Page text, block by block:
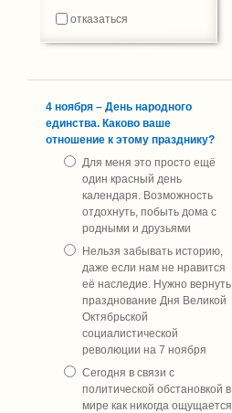
отказаться
4 ноября – День народного
единства. Каково ваше
отношение к этому празднику?
Для меня это просто ещё
один красный день
календаря. Возможность
отдохнуть, побыть дома с
родными и друзьями
Нельзя забывать историю,
даже если нам не нравится
её наследие. Нужно вернуть
празднование Дня Великой
Октябрьской
социалистической
революции на 7 ноября
Сегодня в связи с
политической обстановкой в
мире как никогда ощущается